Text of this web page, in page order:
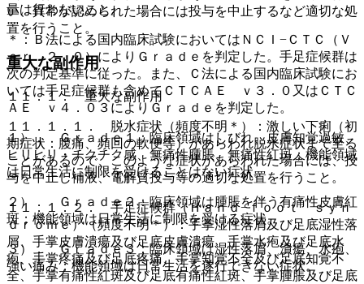
い、異常が認められた場合には投与を中止するなど適切な処
置を行うこと。
重大な副作用
１１．１． 重大な副作用
１１．１．１． 脱水症状（頻度不明＊）：激しい下痢（初
期症状：腹痛、頻回の軟便等）があらわれ脱水症状まで至る
ことがあるので、このような症状があらわれた場合には、投
与を中止し補液、電解質投与等の適切な処置を行うこと。
１１．１．２． 手足症候群（Ｈａｎｄ−ｆｏｏｔ ｓｙｎ
ｄｒｏｍｅ）（頻度不明＊）：手掌湿性落屑及び足底湿性落
屑、手掌皮膚潰瘍及び足底皮膚潰瘍、手掌水疱及び足底水
疱、手掌疼痛及び足底疼痛、手掌知覚不全及び足底知覚不
全、手掌有痛性紅斑及び足底有痛性紅斑、手掌腫脹及び足底
量は行わないこと。
＊：Ｂ法による国内臨床試験においてはＮＣＩ−ＣＴＣ（Ｖ
ｅｒ．２．０）によりＧｒａｄｅを判定した。手足症候群は
次の判定基準に従った。また、Ｃ法による国内臨床試験にお
いては手足症候群も含めてＣＴＣＡＥ ｖ３．０又はＣＴＣ
ＡＥ ｖ４．０３によりＧｒａｄｅを判定した。
１）． Ｇｒａｄｅ１：臨床領域はしびれ、皮膚知覚過敏、
ヒリヒリ・チクチク感、無痛性腫脹、無痛性紅斑；機能領域
は日常生活に制限を受けることはない症状。
２）． Ｇｒａｄｅ２：臨床領域は腫脹を伴う有痛性皮膚紅
斑；機能領域は日常生活に制限を受ける症状。
３）． Ｇｒａｄｅ３：臨床領域は湿性落屑、潰瘍、水疱、
強い痛み；機能領域は日常生活を遂行できない症状。